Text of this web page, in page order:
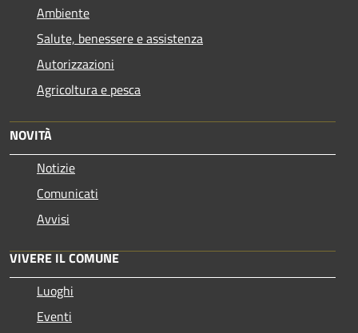
Ambiente
Salute, benessere e assistenza
Autorizzazioni
Agricoltura e pesca
NOVITÀ
Notizie
Comunicati
Avvisi
VIVERE IL COMUNE
Luoghi
Eventi